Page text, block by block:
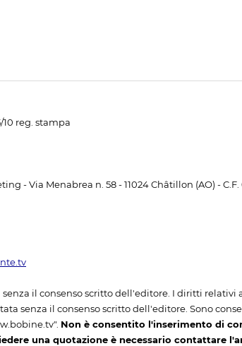
reg. stampa
- Via Menabrea n. 58 - 11024 Châtillon (AO) -
il consenso scritto dell'editore. I diritti relativi
senza il consenso scritto dell'editore. Sono
Non è consentito l'inserimento di
una quotazione è necessario contattare